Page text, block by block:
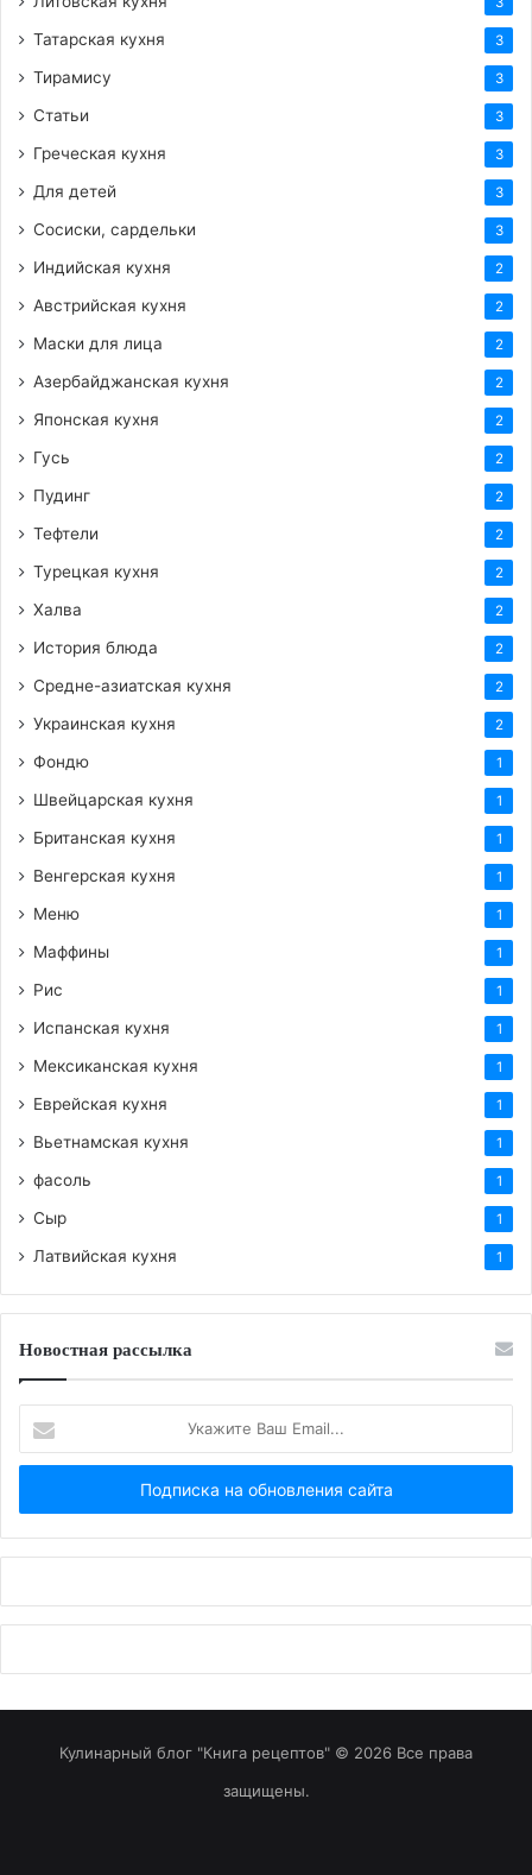
Татарская кухня 3
Тирамису 3
Статьи 3
Греческая кухня 3
Для детей 3
Сосиски, сардельки 3
Индийская кухня 2
Австрийская кухня 2
Маски для лица 2
Азербайджанская кухня 2
Японская кухня 2
Гусь 2
Пудинг 2
Тефтели 2
Турецкая кухня 2
Халва 2
История блюда 2
Средне-азиатская кухня 2
Украинская кухня 2
Фондю 1
Швейцарская кухня 1
Британская кухня 1
Венгерская кухня 1
Меню 1
Маффины 1
Рис 1
Испанская кухня 1
Мексиканская кухня 1
Еврейская кухня 1
Вьетнамская кухня 1
фасоль 1
Сыр 1
Латвийская кухня 1
Новостная рассылка
Ваш
Email...
Кулинарный блог "Книга рецептов" © 2026 Все права
защищены.